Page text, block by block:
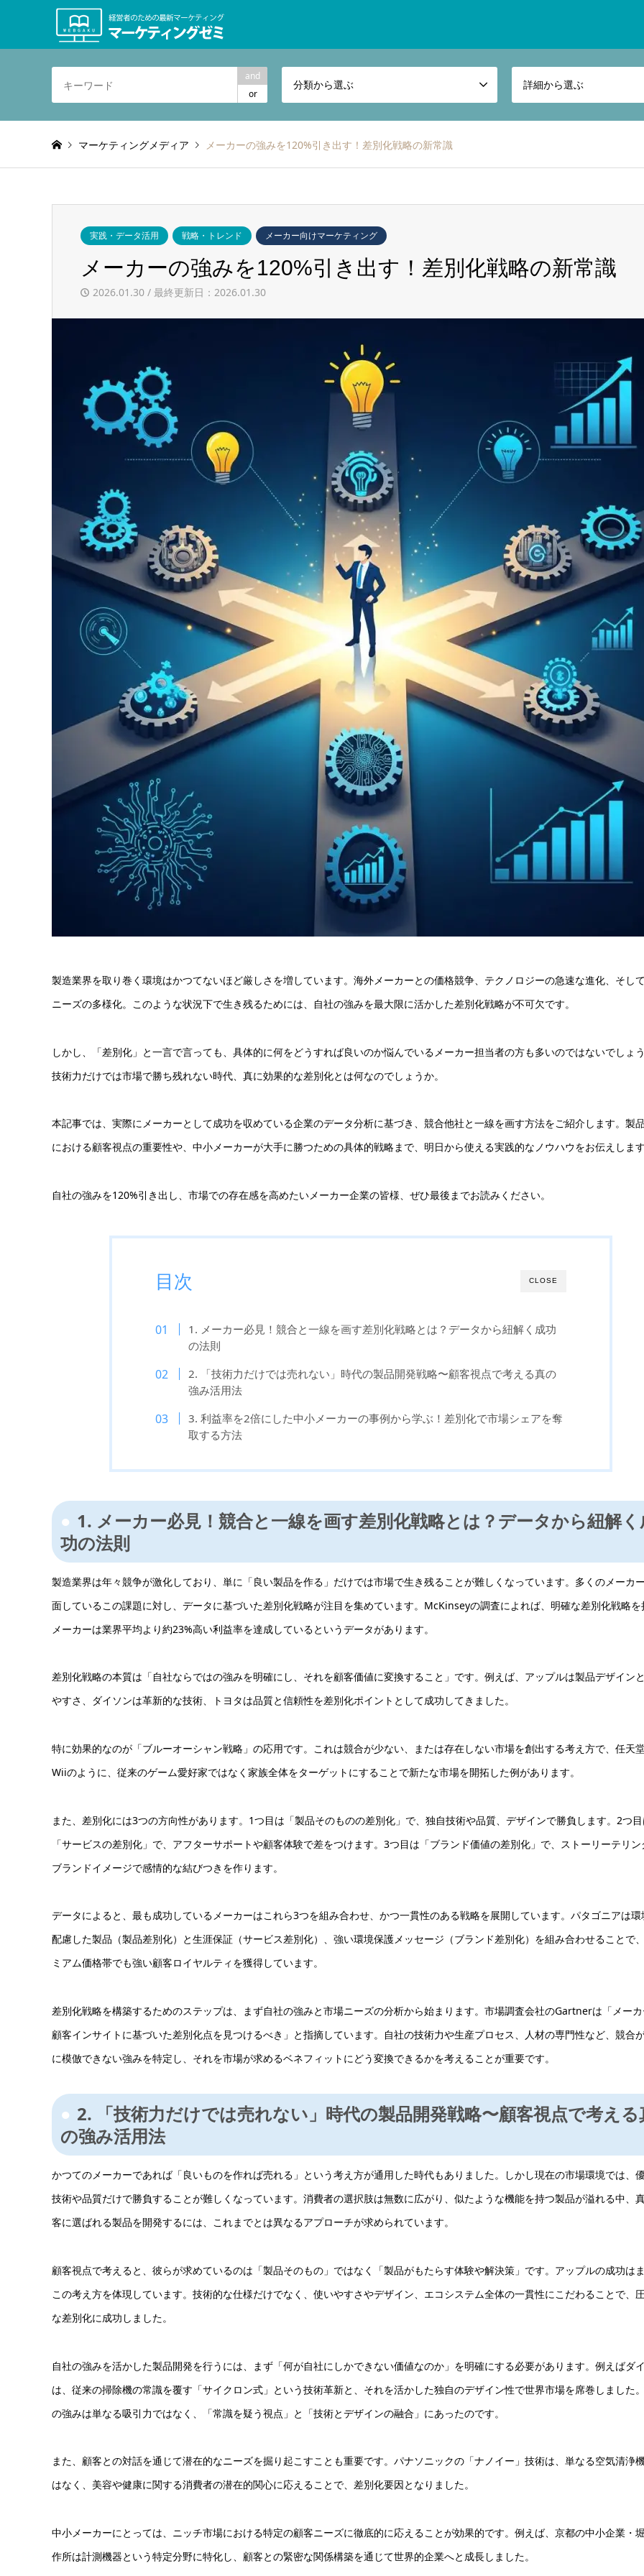
and
or
分類から選ぶ 詳細から選ぶ
マーケティングメディア メーカーの強みを120%引き出す！差別化戦略の新常識
実践・データ活用 戦略・トレンド メーカー向けマーケティング
メーカーの強みを120%引き出す！差別化戦略の新常識
2026.01.30 / 最終更新日：2026.01.30
製造業界を取り巻く環境はかつてないほど厳しさを増しています。海外メーカーとの価格競争、テクノロジーの急速な進化、そし
ニーズの多様化。このような状況下で生き残るためには、自社の強みを最大限に活かした差別化戦略が不可欠です。
しかし、「差別化」と一言で言っても、具体的に何をどうすれば良いのか悩んでいるメーカー担当者の方も多いのではないでしょ
技術力だけでは市場で勝ち残れない時代、真に効果的な差別化とは何なのでしょうか。
本記事では、実際にメーカーとして成功を収めている企業のデータ分析に基づき、競合他社と一線を画す方法をご紹介します。製
における顧客視点の重要性や、中小メーカーが大手に勝つための具体的戦略まで、明日から使える実践的なノウハウをお伝えします
自社の強みを120%引き出し、市場での存在感を高めたいメーカー企業の皆様、ぜひ最後までお読みください。
CLOSE
目次
1. メーカー必見！競合と一線を画す差別化戦略とは？データから紐解く成功
の法則
2. 「技術力だけでは売れない」時代の製品開発戦略〜顧客視点で考える真の
強み活用法
3. 利益率を2倍にした中小メーカーの事例から学ぶ！差別化で市場シェアを奪
取する方法
1. メーカー必見！競合と一線を画す差別化戦略とは？データから紐解く
功の法則
製造業界は年々競争が激化しており、単に「良い製品を作る」だけでは市場で生き残ることが難しくなっています。多くのメーカ
面しているこの課題に対し、データに基づいた差別化戦略が注目を集めています。McKinseyの調査によれば、明確な差別化戦略を
メーカーは業界平均より約23%高い利益率を達成しているというデータがあります。
差別化戦略の本質は「自社ならではの強みを明確にし、それを顧客価値に変換すること」です。例えば、アップルは製品デザイン
やすさ、ダイソンは革新的な技術、トヨタは品質と信頼性を差別化ポイントとして成功してきました。
特に効果的なのが「ブルーオーシャン戦略」の応用です。これは競合が少ない、または存在しない市場を創出する考え方で、任天
Wiiのように、従来のゲーム愛好家ではなく家族全体をターゲットにすることで新たな市場を開拓した例があります。
また、差別化には3つの方向性があります。1つ目は「製品そのものの差別化」で、独自技術や品質、デザインで勝負します。2つ
「サービスの差別化」で、アフターサポートや顧客体験で差をつけます。3つ目は「ブランド価値の差別化」で、ストーリーテリン
ブランドイメージで感情的な結びつきを作ります。
データによると、最も成功しているメーカーはこれら3つを組み合わせ、かつ一貫性のある戦略を展開しています。パタゴニアは環
配慮した製品（製品差別化）と生涯保証（サービス差別化）、強い環境保護メッセージ（ブランド差別化）を組み合わせることで
ミアム価格帯でも強い顧客ロイヤルティを獲得しています。
差別化戦略を構築するためのステップは、まず自社の強みと市場ニーズの分析から始まります。市場調査会社のGartnerは「メー
顧客インサイトに基づいた差別化点を見つけるべき」と指摘しています。自社の技術力や生産プロセス、人材の専門性など、競合
に模倣できない強みを特定し、それを市場が求めるベネフィットにどう変換できるかを考えることが重要です。
2. 「技術力だけでは売れない」時代の製品開発戦略〜顧客視点で考える
の強み活用法
かつてのメーカーであれば「良いものを作れば売れる」という考え方が通用した時代もありました。しかし現在の市場環境では、
技術や品質だけで勝負することが難しくなっています。消費者の選択肢は無数に広がり、似たような機能を持つ製品が溢れる中、
客に選ばれる製品を開発するには、これまでとは異なるアプローチが求められています。
顧客視点で考えると、彼らが求めているのは「製品そのもの」ではなく「製品がもたらす体験や解決策」です。アップルの成功は
この考え方を体現しています。技術的な仕様だけでなく、使いやすさやデザイン、エコシステム全体の一貫性にこだわることで、
な差別化に成功しました。
自社の強みを活かした製品開発を行うには、まず「何が自社にしかできない価値なのか」を明確にする必要があります。例えばダ
は、従来の掃除機の常識を覆す「サイクロン式」という技術革新と、それを活かした独自のデザイン性で世界市場を席巻しました
の強みは単なる吸引力ではなく、「常識を疑う視点」と「技術とデザインの融合」にあったのです。
また、顧客との対話を通じて潜在的なニーズを掘り起こすことも重要です。パナソニックの「ナノイー」技術は、単なる空気清浄
はなく、美容や健康に関する消費者の潜在的関心に応えることで、差別化要因となりました。
中小メーカーにとっては、ニッチ市場における特定の顧客ニーズに徹底的に応えることが効果的です。例えば、京都の中小企業・
作所は計測機器という特定分野に特化し、顧客との緊密な関係構築を通じて世界的企業へと成長しました。